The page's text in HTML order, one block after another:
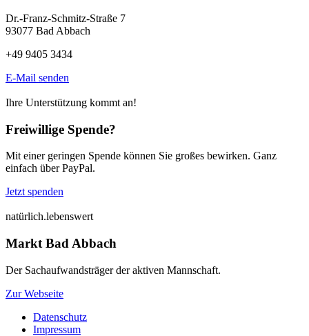
Dr.-Franz-Schmitz-Straße 7
93077 Bad Abbach
+49 9405 3434
E-Mail senden
Ihre Unterstützung kommt an!
Freiwillige Spende?
Mit einer geringen Spende können Sie großes bewirken. Ganz
einfach über PayPal.
Jetzt spenden
natürlich.lebenswert
Markt Bad Abbach
Der Sachaufwandsträger der aktiven Mannschaft.
Zur Webseite
Datenschutz
Impressum